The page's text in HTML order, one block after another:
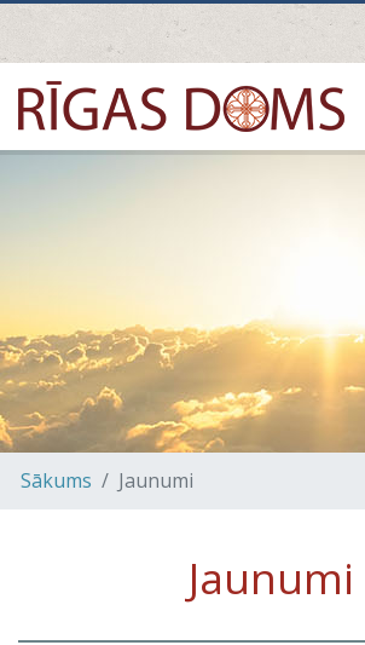
Sākums Jaunumi
Jaunumi